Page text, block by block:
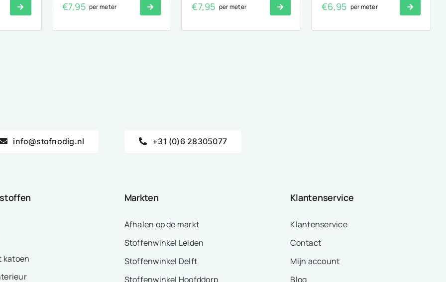
€7,95 per meter €7,95 per meter €6,95 per meter
info@stofnodig.nl +31 (0)6 28305077
katoen
Markten
Afhalen op de markt
Stoffenwinkel Leiden
Stoffenwinkel Delft
Stoffenwinkel Hoofddorp
Klantenservice
Klantenservice
Contact
Mijn account
Blog